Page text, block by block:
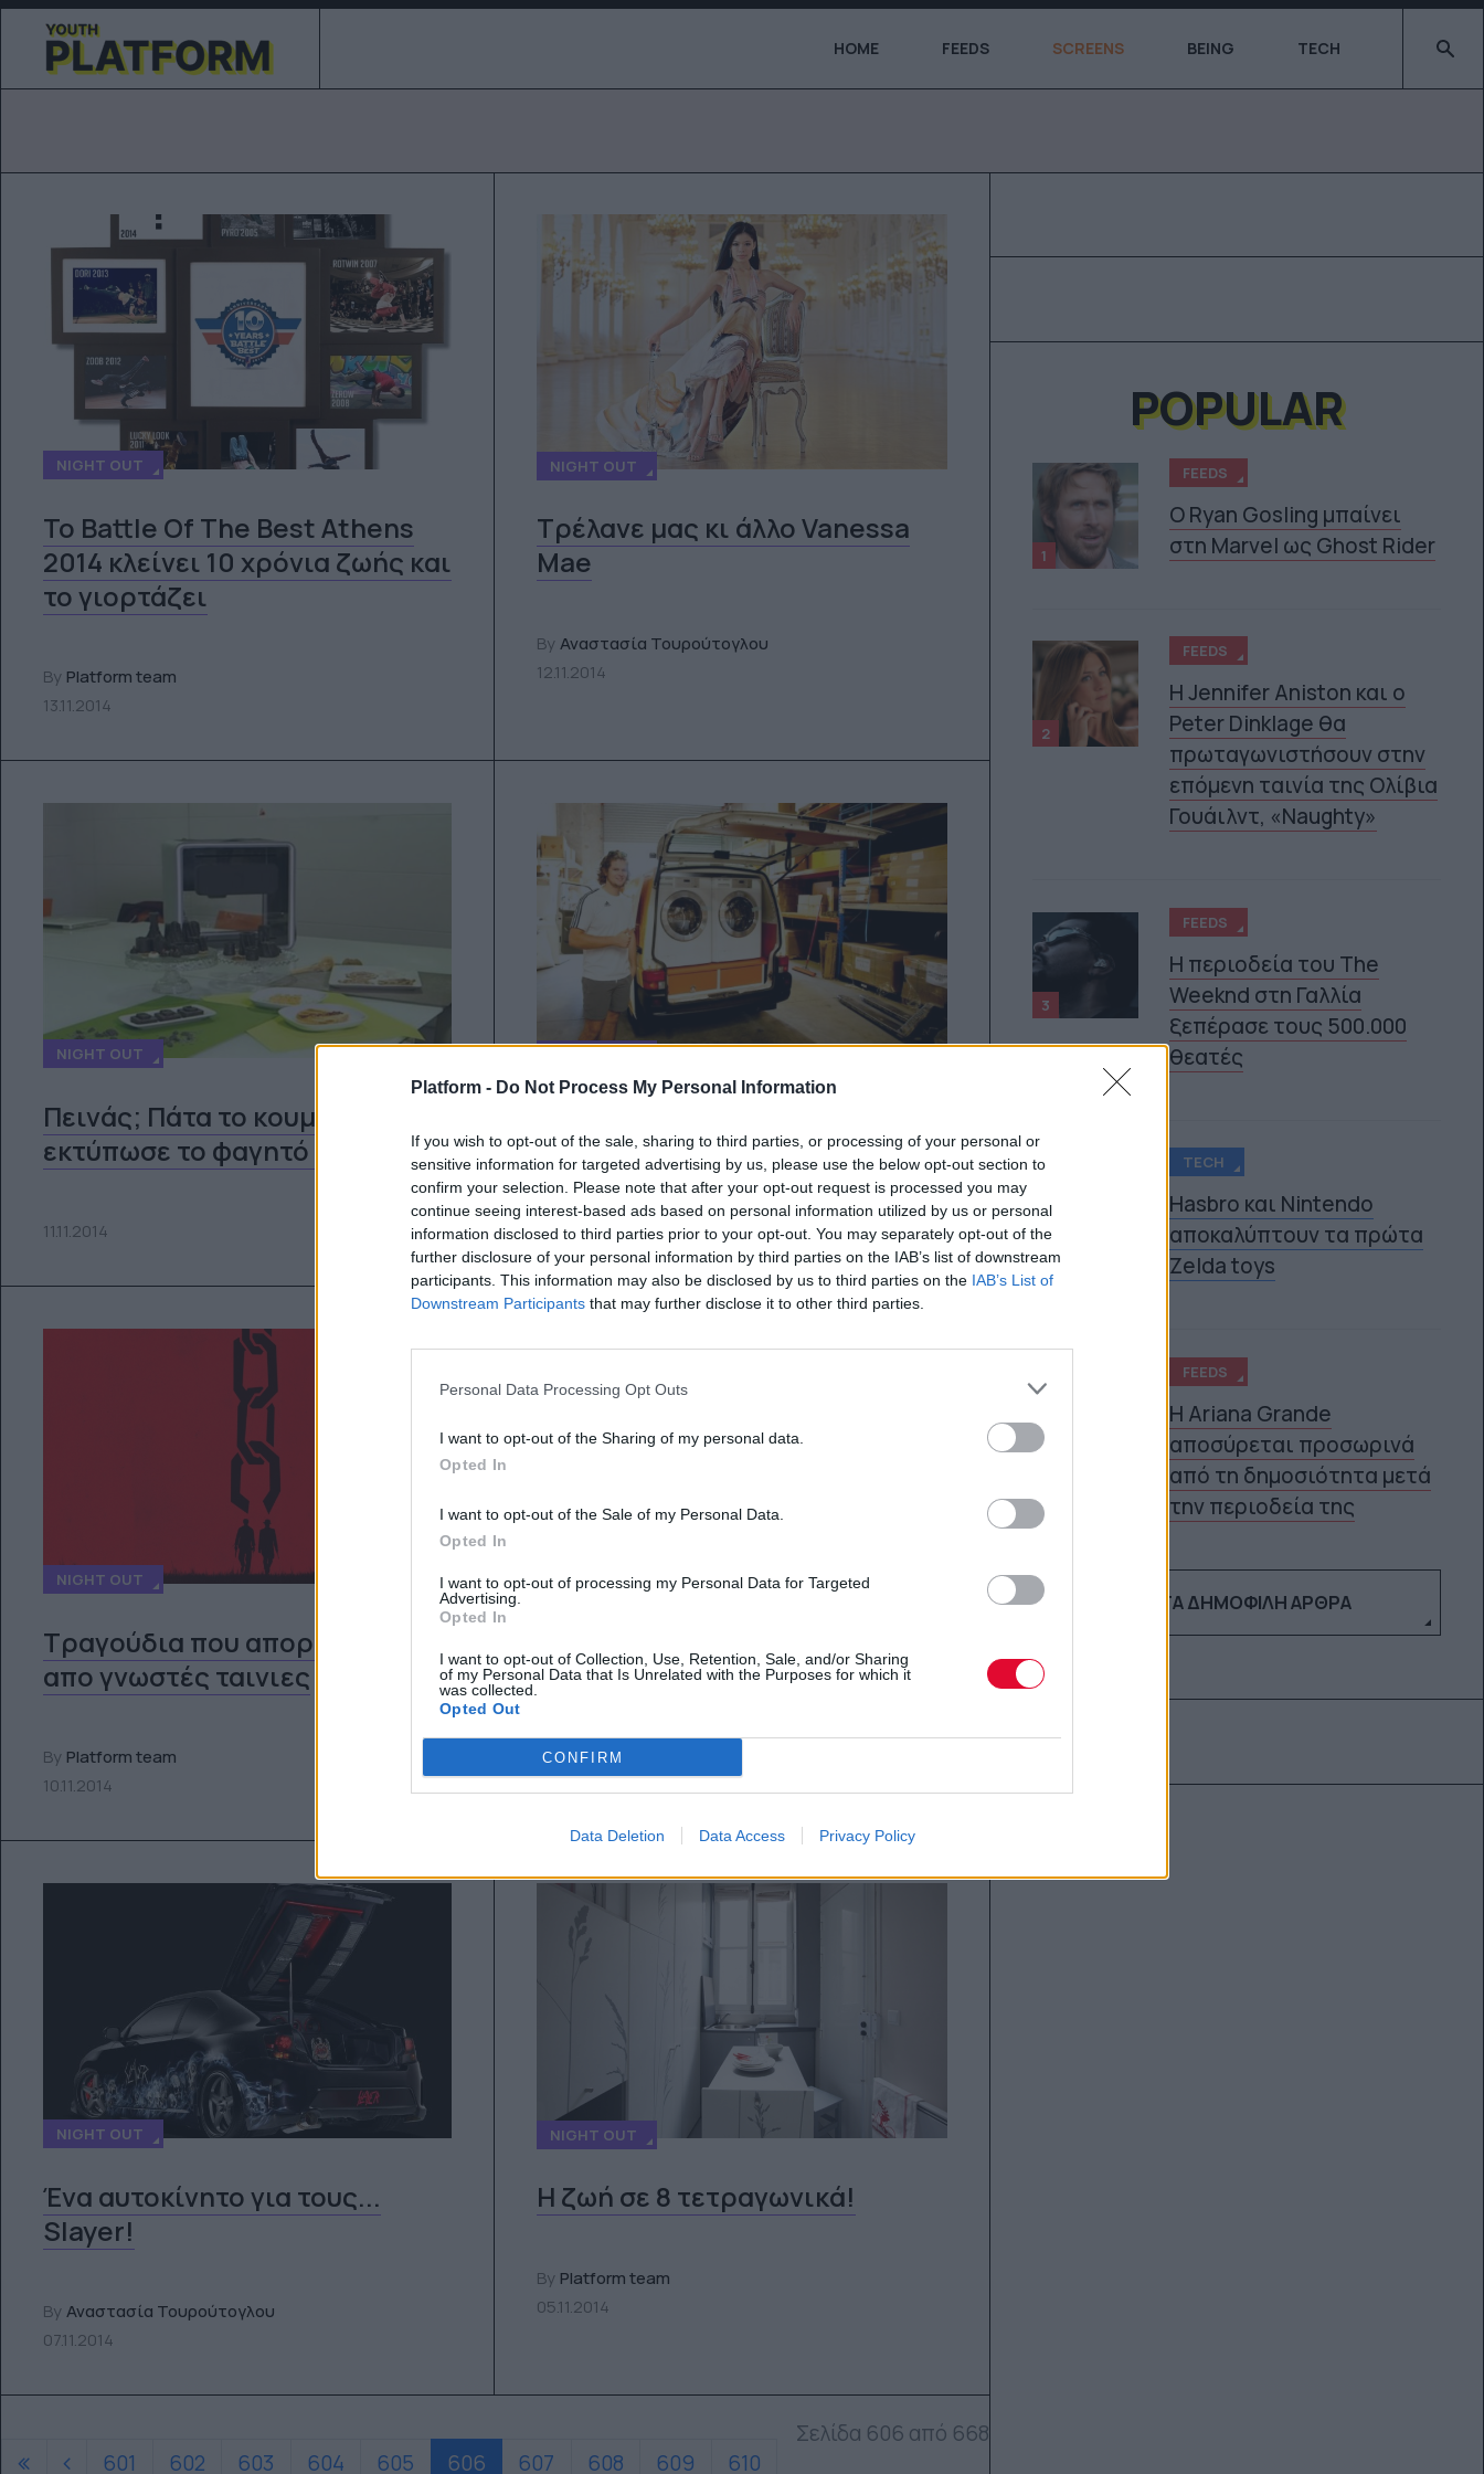
Platform - Do Not Process My Personal Information
If you wish to opt-out of the sale, sharing to third parties, or processing of your personal or
sensitive information for targeted advertising by us, please use the below opt-out section to
confirm your selection. Please note that after your opt-out request is processed you may
continue seeing interest-based ads based on personal information utilized by us or personal
information disclosed to third parties prior to your opt-out. You may separately opt-out of the
further disclosure of your personal information by third parties on the IAB’s list of downstream
participants. This information may also be disclosed by us to third parties on the IAB’s List of
Downstream Participants that may further disclose it to other third parties.
Personal Data Processing Opt Outs
I want to opt-out of the Sharing of my personal data.
Opted In
I want to opt-out of the Sale of my Personal Data.
Opted In
I want to opt-out of processing my Personal Data for Targeted
Advertising.
Opted In
I want to opt-out of Collection, Use, Retention, Sale, and/or Sharing
of my Personal Data that Is Unrelated with the Purposes for which it
was collected.
Opted Out
CONFIRM
Data Deletion Data Access Privacy Policy
HOME FEEDS SCREENS BEING TECH Type
NIGHT OUT
Το Battle Of The Best Athens
2014 κλείνει 10 χρόνια ζωής και
το γιορτάζει
By Platform team
13.11.2014
NIGHT OUT
Τρέλανε μας κι άλλο Vanessa
Mae
By Αναστασία Τουρούτογλου
12.11.2014
NIGHT OUT
Πεινάς; Πάτα το κουμπί και
εκτύπωσε το φαγητό σου!
11.11.2014
By Platform team
11.11.2014
NIGHT OUT
Tραγούδια που απορρίφθηκαν
απο γνωστές ταινιες
By Platform team
10.11.2014
NIGHT OUT
07.11.2014
NIGHT OUT
Ένα αυτοκίνητο για τους...
Slayer!
ByΑναστασία Τουρούτογλου
07.11.2014
NIGHT OUT
H ζωή σε 8 τετραγωνικά!
By Platform team
05.11.2014
Σελίδα 606 από 668
601
602 603 604 605 606 607 608 609 610
POPULAR
1
FEEDS
Ο Ryan Gosling μπαίνει
στη Marvel ως Ghost Rider
2
FEEDS
Η Jennifer Aniston και ο
Peter Dinklage θα
πρωταγωνιστήσουν στην
επόμενη ταινία της Ολίβια
Γουάιλντ, «Naughty»
3
FEEDS
Η περιοδεία του The
Weeknd στη Γαλλία
ξεπέρασε τους 500.000
θεατές
4
TECH
Hasbro και Nintendo
αποκαλύπτουν τα πρώτα
Zelda toys
5
FEEDS
Η Ariana Grande
αποσύρεται προσωρινά
από τη δημοσιότητα μετά
την περιοδεία της
ΔΕΣ ΤΑ ΔΗΜΟΦΙΛΉ ΆΡΘΡΑ